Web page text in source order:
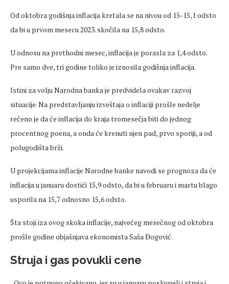
Od oktobra godišnja inflacija kretala se na nivou od 15-15,1 odsto
da bi u prvom mesecu 2023. skočila na 15,8 odsto.
U odnosu na prethodni mesec, inflacija je porasla za 1,4 odsto.
Pre samo dve, tri godine toliko je iznosila godišnja inflacija.
Istini za volju Narodna banka je predvidela ovakav razvoj
situacije. Na predstavljanju izveštaja o inflaciji prošle nedelje
rečeno je da će inflacija do kraja tromesečja biti do jednog
procentnog poena, a onda će krenuti njen pad, prvo sporiji, a od
polugodišta brži.
U projekcijama inflacije Narodne banke navodi se prognoza da će
inflacija u januaru dostići 15,9 odsto, da bi u februaru i martu blago
usporila na 15,7 odnosno 15,6 odsto.
Šta stoji iza ovog skoka inflacije, najvećeg mesečnog od oktobra
prošle godine objašnjava ekonomista Saša Đogović.
Struja i gas povukli cene